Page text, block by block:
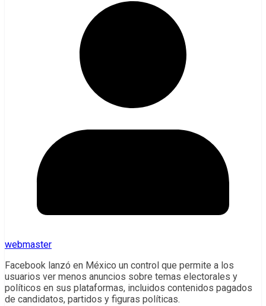
webmaster
Facebook lanzó en México un control que permite a los
usuarios ver menos anuncios sobre temas electorales y
políticos en sus plataformas, incluidos contenidos pagados
de candidatos, partidos y figuras políticas.